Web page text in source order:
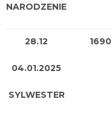
NARODZENIE
28.12
04.01.2025
SYLWESTER
1690